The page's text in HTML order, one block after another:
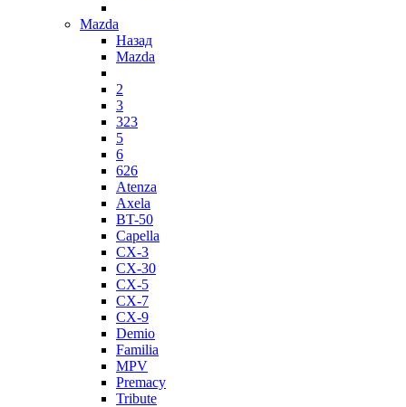
Mazda
Назад
Mazda
2
3
323
5
6
626
Atenza
Axela
BT-50
Capella
CX-3
CX-30
CX-5
CX-7
CX-9
Demio
Familia
MPV
Premacy
Tribute